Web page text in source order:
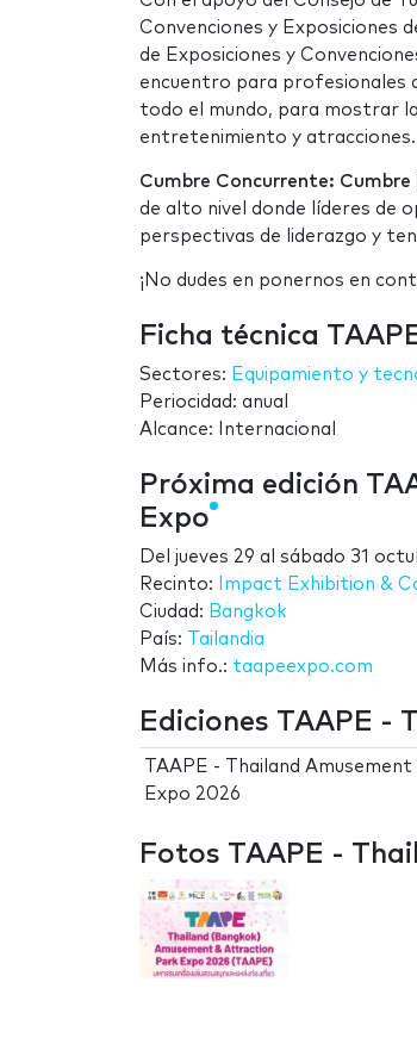
Convenciones y Exposiciones
de Exposiciones y
encuentro para profesionales
todo el mundo, para mostrar
entretenimiento y atracciones.
Cumbre Concurrente: Cumbre
de alto nivel donde líderes de
perspectivas de liderazgo y
¡No dudes en ponernos en
Ficha técnica
Sectores: Equipamiento y
Periocidad: anual
Alcance: Internacional
Próxima edición
Expo
Del jueves 29 al sábado 31
Recinto:
Impact Exhibition &
Ciudad: Bangkok
País: Tailandia
Más info.: taapeexpo.com
Ediciones TAAPE -
TAAPE - Thailand
Expo 2026
Fotos TAAPE -